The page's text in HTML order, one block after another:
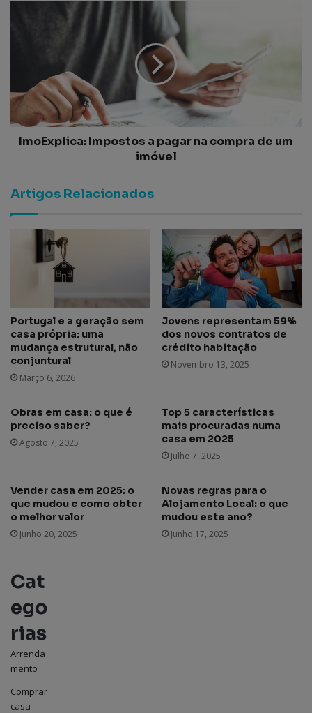
ImoExplica: Impostos a pagar na compra de um
imóvel
Artigos Relacionados
Portugal e a geração sem
casa própria: uma
mudança estrutural, não
conjuntural
Março 6, 2026
Jovens representam 59%
dos novos contratos de
crédito habitação
Novembro 13, 2025
Obras em casa: o que é
preciso saber?
Agosto 7, 2025
Top 5 características
mais procuradas numa
casa em 2025
Julho 7, 2025
Vender casa em 2025: o
que mudou e como obter
o melhor valor
Junho 20, 2025
Novas regras para o
Alojamento Local: o que
mudou este ano?
Junho 17, 2025
Cat
ego
rias
Arrenda
mento
Comprar
casa